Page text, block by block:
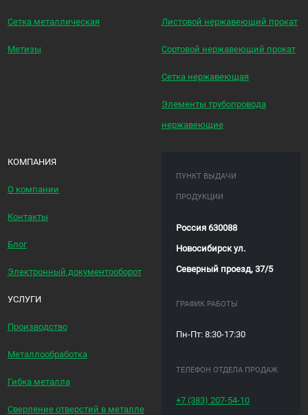
Сетка металлическая
Метизы
Листовой нержавеющий прокат
Сортовой нержавеющий прокат
Сетка нержавеющая
Элементы трубопровода
нержавеющие
КОМПАНИЯ
О компании
Контакты
Блог
Электронный документооборот
УСЛУГИ
Производство
Металлообработка
Гибка металла
Сверление отверстий в металле
ПУНКТ ВЫДАЧИ
ПРОДУКЦИИ
Россия 630088
Новосибирск ул.
Северный проезд, 37/5
ГРАФИК РАБОТЫ
Пн-Пт: 8:30-17:30
ТЕЛЕФОН ОТДЕЛА ПРОДАЖ
+7 (383)207-54-10